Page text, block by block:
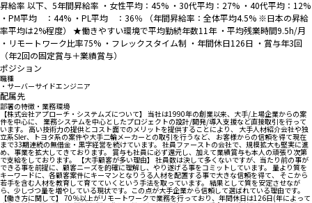
昇給率 以下、5年間昇給率 ・女性平均：45% ・30代平均：27% ・40代平均：12%
・PM平均 ：44% ・PL平均 ：36％ （年間昇給率：全体平均4.5% ※日本の昇給
率平均は2%程度） ★働きやすい環境で平均勤続年数11年 ・平均残業時間9.5h/月
・リモートワーク比率75% ・フレックスタイム制 ・年間休日126日 ・賞与年3回
（年2回の固定賞与＋業績賞与）
ポジション
職種
・サーバーサイドエンジニア
配属先
部署の特徴・業務環境
【株式会社アプローチ・システムズについて】 当社は1990年の創業以来、大手/上場企業からの案
件を中心に、 業務システムを中心としたプロジェクトの設計/開発/導入支援など直接取引を行って
います。 高い技術力の提供とコスト面でのメリットを提供することにより、 大手人材紹介会社や独
立系SIer、トヨタ系の案件や大手二輪メーカーとの取引を行うなど、 お客様からの信頼を得て現在
まで33期連続の無借金・黒字経営を続けています。 社員ファーストの会社で、規模拡大も堅実に進
め、事業を拡大してきております。 賞与も社員に必ず還元し、加えて業績賞与も本人の頑張り次第
で支給をしております。 【大手顧客が多い理由】 社員数は決して多くないですが、当たり前の事が
できる事を前提に、顧客ニーズを的確に理解し、やり遂げる事をコミットしています。 量より質を
キーワードに、各顧客案件にキーマンとなりうる人材を配置する事で大きな信頼を得て、 そこから
若手を含む人材を教育して育てていくという手法を取っています。 結果として質を安定させなが
ら、少しづつ量を増やしている現状です。この点が大手企業から信頼して選ばれている理由です。
【働き方に関して】 70％以上がリモートワークで業務を行っており、年間休日は126日(年によって